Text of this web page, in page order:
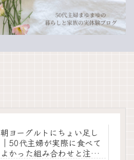
朝ヨーグルトにちょい足し
｜50代主婦が実際に食べて
よかった組み合わせと注意